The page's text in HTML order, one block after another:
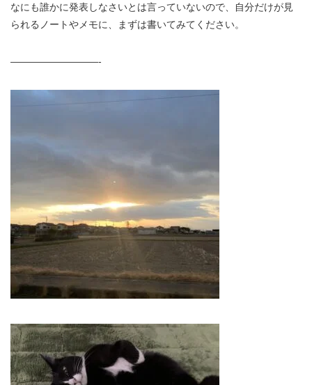
なにも誰かに発表しなさいとは言っていないので、自分だけが見
られるノートやメモに、まずは書いてみてください。
—————————-